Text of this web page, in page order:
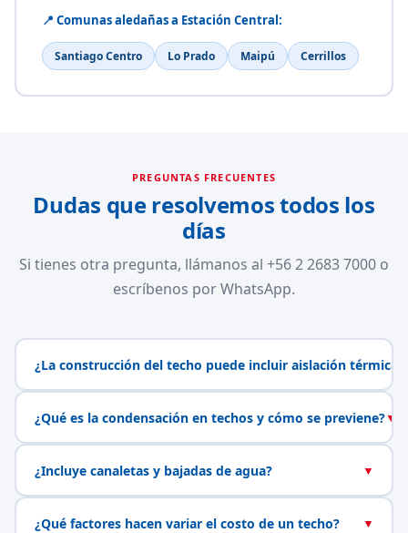
📍 Comunas aledañas a Estación Central:
Santiago Centro Lo Prado Maipú Cerrillos
PREGUNTAS FRECUENTES
Dudas que resolvemos todos los
días
Si tienes otra pregunta, llámanos al +56 2 2683 7000 o
escríbenos por WhatsApp.
¿La construcción del techo puede incluir aislación térmica?
¿Qué es la condensación en techos y cómo se previene?▼
¿Incluye canaletas y bajadas de agua? ▼
¿Qué factores hacen variar el costo de un techo? ▼